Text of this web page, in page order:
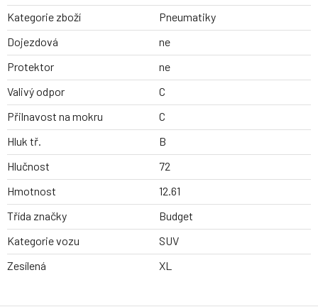
Kategorie zboží
Pneumatiky
Dojezdová
ne
Protektor
ne
Valivý odpor
C
Přilnavost na mokru
C
Hluk tř.
B
Hlučnost
72
Hmotnost
12.61
Třída značky
Budget
Kategorie vozu
SUV
Zesílená
XL